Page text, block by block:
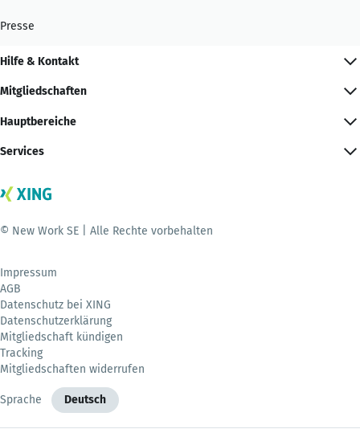
Presse
Hilfe & Kontakt
Mitgliedschaften
Hauptbereiche
Services
© New Work SE | Alle Rechte vorbehalten
Impressum
AGB
Datenschutz bei XING
Datenschutzerklärung
Mitgliedschaft kündigen
Tracking
Mitgliedschaften widerrufen
Sprache Deutsch